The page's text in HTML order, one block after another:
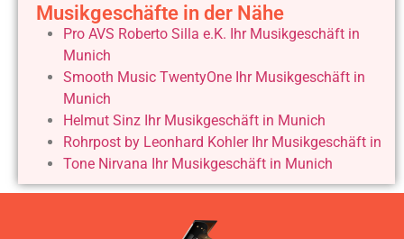
Musikgeschäfte in der Nähe
Pro AVS Roberto Silla e.K. Ihr Musikgeschäft in
Munich
Smooth Music TwentyOne Ihr Musikgeschäft in
Munich
Helmut Sinz Ihr Musikgeschäft in Munich
Rohrpost by Leonhard Kohler Ihr Musikgeschäft in
Tone Nirvana Ihr Musikgeschäft in Munich